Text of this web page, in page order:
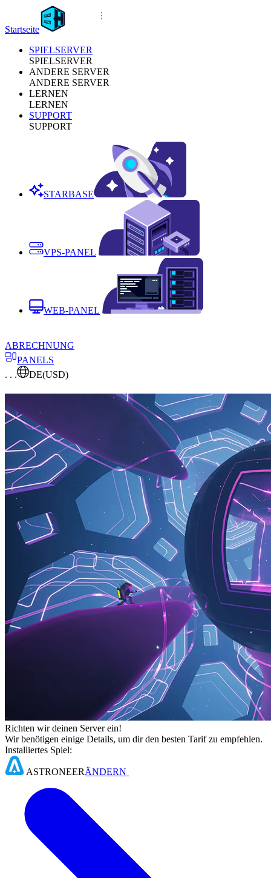
Startseite
SPIELSERVER
SPIELSERVER
ANDERE SERVER
ANDERE SERVER
LERNEN
LERNEN
SUPPORT
SUPPORT
STARBASE
VPS-PANEL
WEB-PANEL
ABRECHNUNG
PANELS
. . .
DE(USD)
Richten wir deinen Server ein!
Wir benötigen einige Details, um dir den besten Tarif zu empfehlen.
Installiertes Spiel:
ASTRONEERÄNDERN